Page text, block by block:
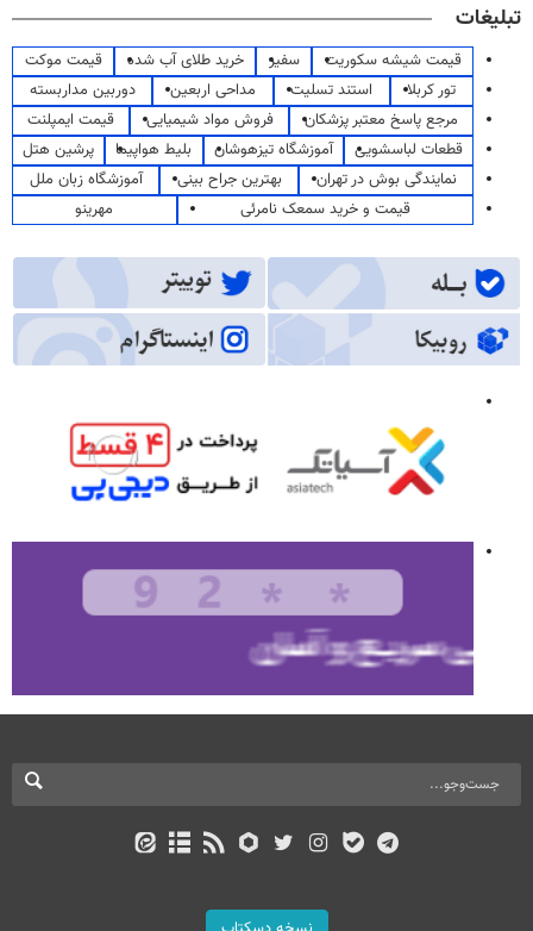
تبلیغات
قیمت شیشه سکوریت سفیر خرید طلای آب شده
قیمت موکت
تور کربلا
استند تسلیت مداحی اربعین
دوربین مداربسته
مرجع پاسخ معتبر پزشکان
فروش مواد شیمیایی
قیمت ایمپلنت
قطعات لباسشویی
آموزشگاه تیزهوشان بلیط هواپیما
پرشین هتل
نمایندگی بوش در تهران
بهترین جراح بینی
آموزشگاه زبان ملل
قیمت و خرید سمعک نامرئی
مهرینو